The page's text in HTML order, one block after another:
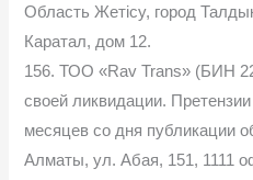
Область Жетісу, город
Каратал, дом 12.
156. ТОО «Rav Trans» (БИН
своей ликвидации.
месяцев со дня публикации
Алматы, ул. Абая, 151, 1111